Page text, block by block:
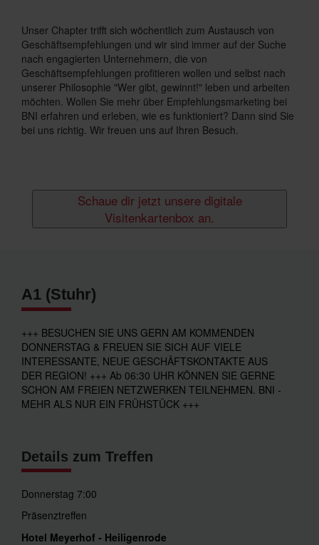
Unser Chapter trifft sich wöchentlich zum Austausch von
Geschäftsempfehlungen und wir sind immer auf der Suche
nach engagierten Unternehmern, die von
Geschäftsempfehlungen profitieren wollen und selbst nach
unserer Philosophie "Wer gibt, gewinnt!" leben und arbeiten
möchten. Wollen Sie mehr über Empfehlungsmarketing bei
BNI erfahren und erleben, wie es funktioniert? Dann sind Sie
bei uns richtig. Wir freuen uns auf Ihren Besuch.
Schaue dir jetzt unsere digitale
Visitenkartenbox an.
A1 (Stuhr)
+++ BESUCHEN SIE UNS GERN AM KOMMENDEN
DONNERSTAG & FREUEN SIE SICH AUF VIELE
INTERESSANTE, NEUE GESCHÄFTSKONTAKTE AUS
DER REGION! +++ Ab 06:30 UHR KÖNNEN SIE GERNE
SCHON AM FREIEN NETZWERKEN TEILNEHMEN. BNI -
MEHR ALS NUR EIN FRÜHSTÜCK +++
Details zum Treffen
Donnerstag 7:00
Präsenztreffen
Hotel Meyerhof - Heiligenrode